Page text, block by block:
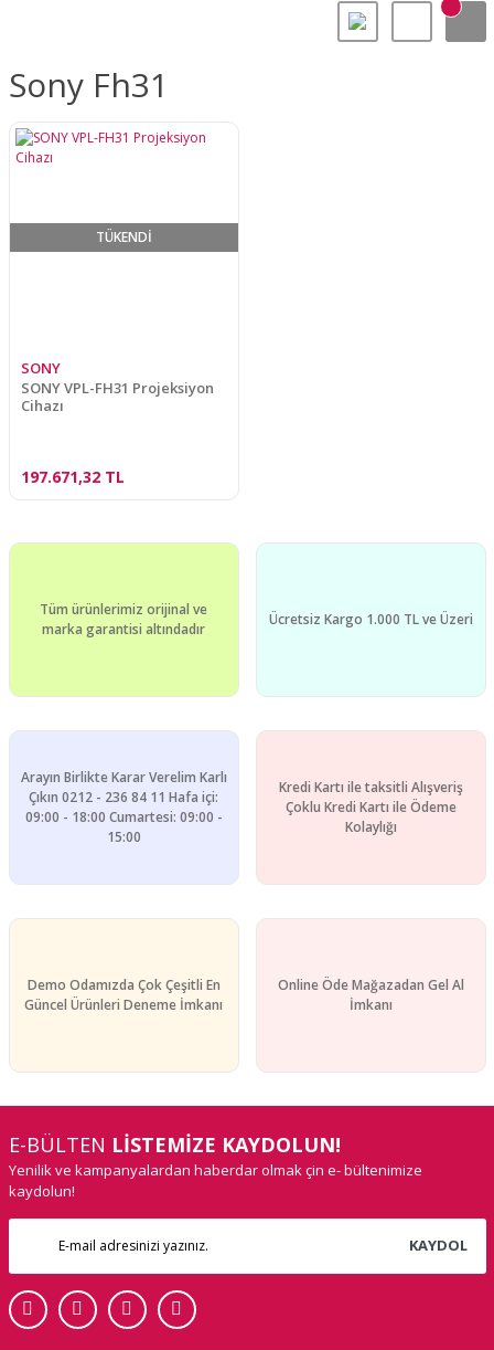
Sony Fh31
TÜKENDİ
SONY
SONY VPL-FH31 Projeksiyon
Cihazı
197.671,32 TL
Tüm ürünlerimiz orijinal ve
marka garantisi altındadır
Ücretsiz Kargo 1.000 TL ve Üzeri
Arayın Birlikte Karar Verelim Karlı
Çıkın 0212 - 236 84 11 Hafa içi:
09:00 - 18:00 Cumartesi: 09:00 -
15:00
Kredi Kartı ile taksitli Alışveriş
Çoklu Kredi Kartı ile Ödeme
Kolaylığı
Demo Odamızda Çok Çeşitli En
Güncel Ürünleri Deneme İmkanı
Online Öde Mağazadan Gel Al
İmkanı
E-BÜLTEN LİSTEMİZE KAYDOLUN!
Yenilik ve kampanyalardan haberdar olmak çin e- bültenimize
kaydolun!
KAYDOL